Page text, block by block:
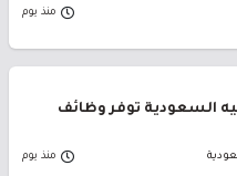
منذ يوم
السعودية توفر وظائف
منذ يوم